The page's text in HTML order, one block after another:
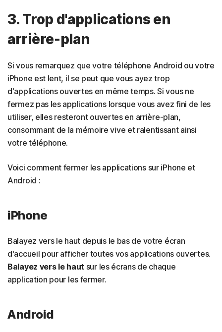
3. Trop d'applications en
arrière-plan
Si vous remarquez que votre téléphone Android ou votre
iPhone est lent, il se peut que vous ayez trop
d'applications ouvertes en même temps. Si vous ne
fermez pas les applications lorsque vous avez fini de les
utiliser, elles resteront ouvertes en arrière-plan,
consommant de la mémoire vive et ralentissant ainsi
votre téléphone.
Voici comment fermer les applications sur iPhone et
Android :
iPhone
Balayez vers le haut depuis le bas de votre écran
d'accueil pour afficher toutes vos applications ouvertes.
Balayez vers le haut sur les écrans de chaque
application pour les fermer.
Android